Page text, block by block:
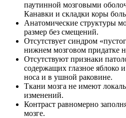
паутинной мозговыми
Канавки и складки коры
Анатомические структуры
размер без смещений.
Отсутствует синдром
нижнем мозговом придатке
Отсутствуют признаки
содержащих глазное яблоко
носа и в ушной раковине.
Ткани мозга не имеют
изменений.
Контраст равномерно
мозге.